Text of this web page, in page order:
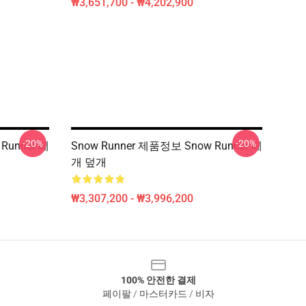
베
-20%
Snow Runner 제품정보 Snow Runner 베
개 덮개
₩3,307,200 - ₩3,996,200
-20%
100% 안전한 결제
페이팔 / 마스터카드 / 비자